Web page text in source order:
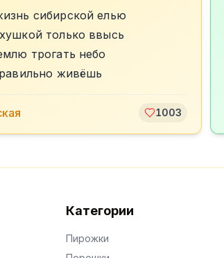
сибирской елью
только ввысь
трогать небо
живёшь
1003
Категории
Пирожки